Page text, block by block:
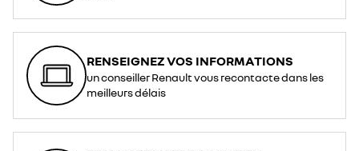
RENSEIGNEZ VOS INFORMATIONS
un conseiller Renault vous recontacte dans les
meilleurs délais